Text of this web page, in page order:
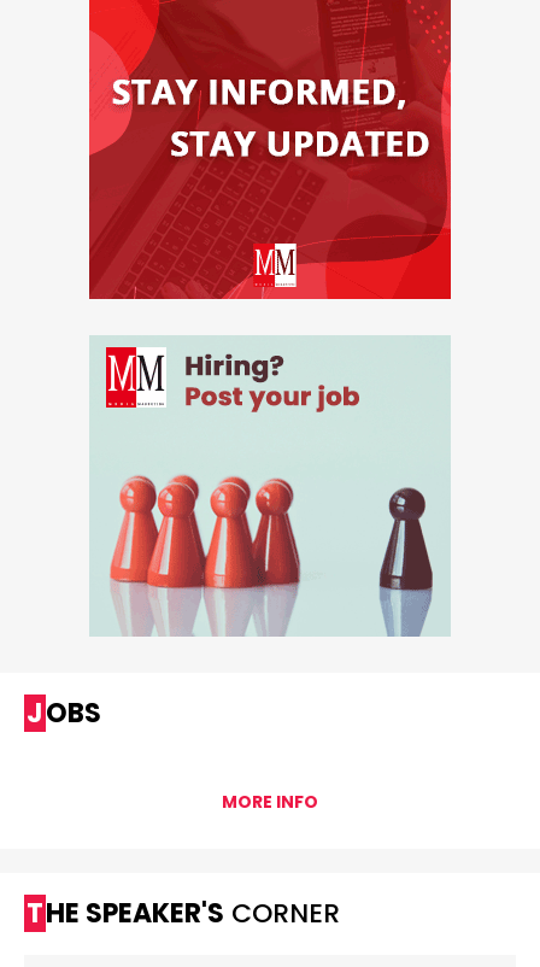
JOBS
MORE INFO
THE SPEAKER'S CORNER